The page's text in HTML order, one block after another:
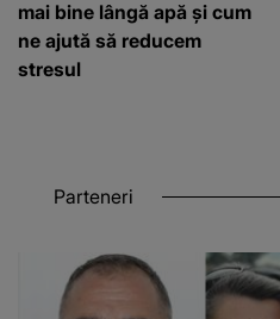
mai bine lângă apă și cum
ne ajută să reducem
stresul
Parteneri